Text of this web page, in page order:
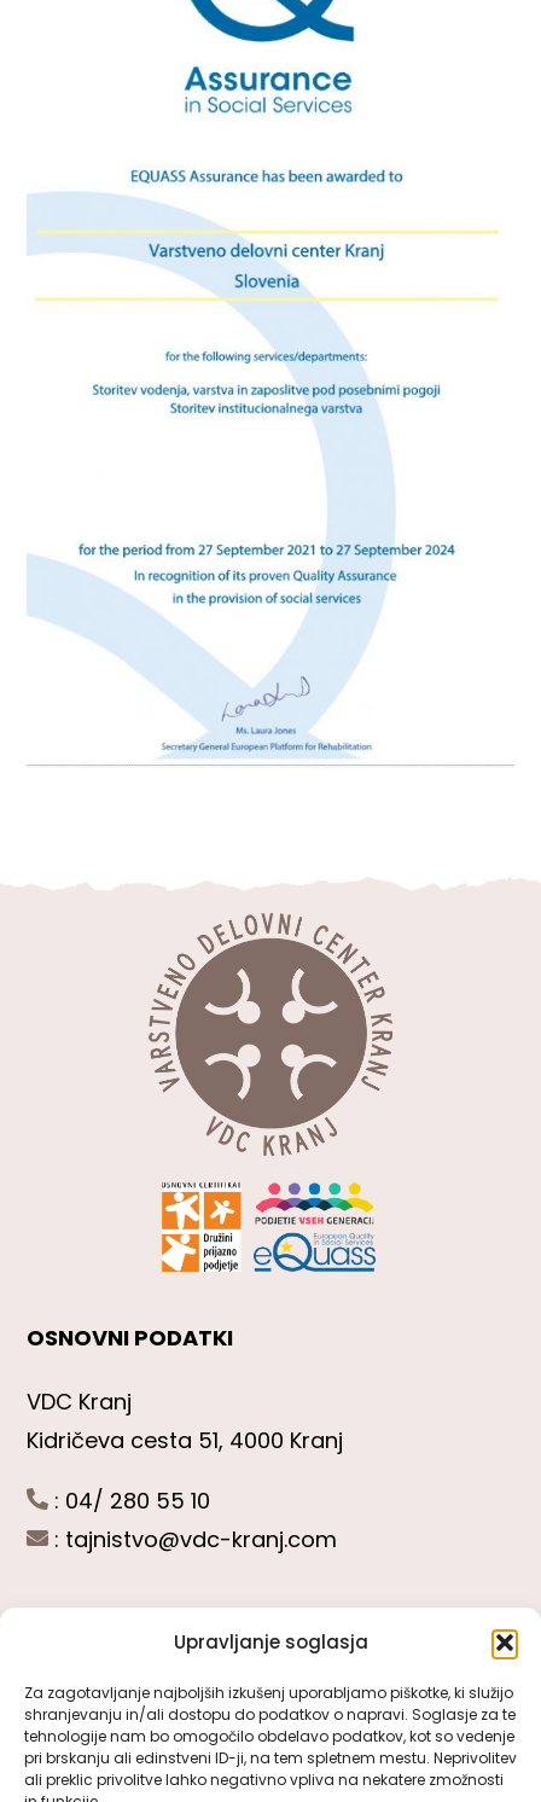
Upravljanje soglasja
Za zagotavljanje najboljših izkušenj uporabljamo piškotke, ki služijo
shranjevanju in/ali dostopu do podatkov o napravi. Soglasje za te
tehnologije nam bo omogočilo obdelavo podatkov, kot so vedenje
pri brskanju ali edinstveni ID-ji, na tem spletnem mestu. Neprivolitev
ali preklic privolitve lahko negativno vpliva na nekatere zmožnosti
OSNOVNI PODATKI
VDC Kranj
Kidričeva cesta 51, 4000 Kranj
: 04/ 280 55 10
: tajnistvo@vdc-kranj.com
Toggle
Navigation
Predstavitev VDC Kranj